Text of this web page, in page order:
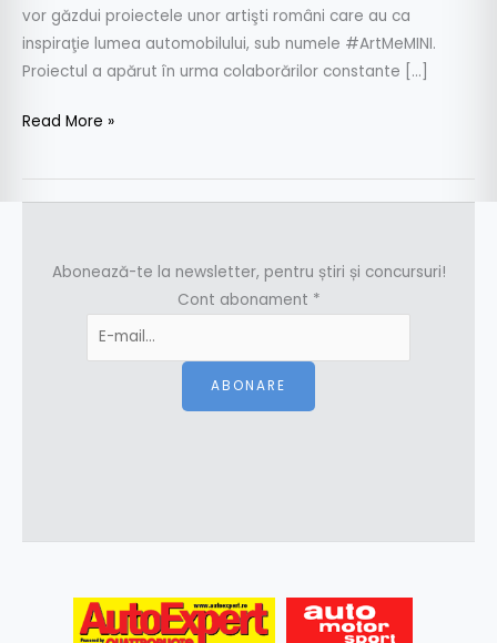
vor găzdui proiectele unor artişti români care au ca
inspiraţie lumea automobilului, sub numele #ArtMeMINI.
Proiectul a apărut în urma colaborărilor constante […]
Read More »
Abonează-te la newsletter, pentru știri și concursuri!
Cont abonament *
ABONARE